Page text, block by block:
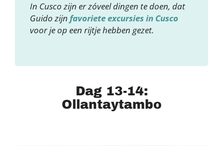
In Cusco zijn er zóveel dingen te doen, dat
Guido zijn favoriete excursies in Cusco
voor je op een rijtje hebben gezet.
Dag 13-14:
Ollantaytambo